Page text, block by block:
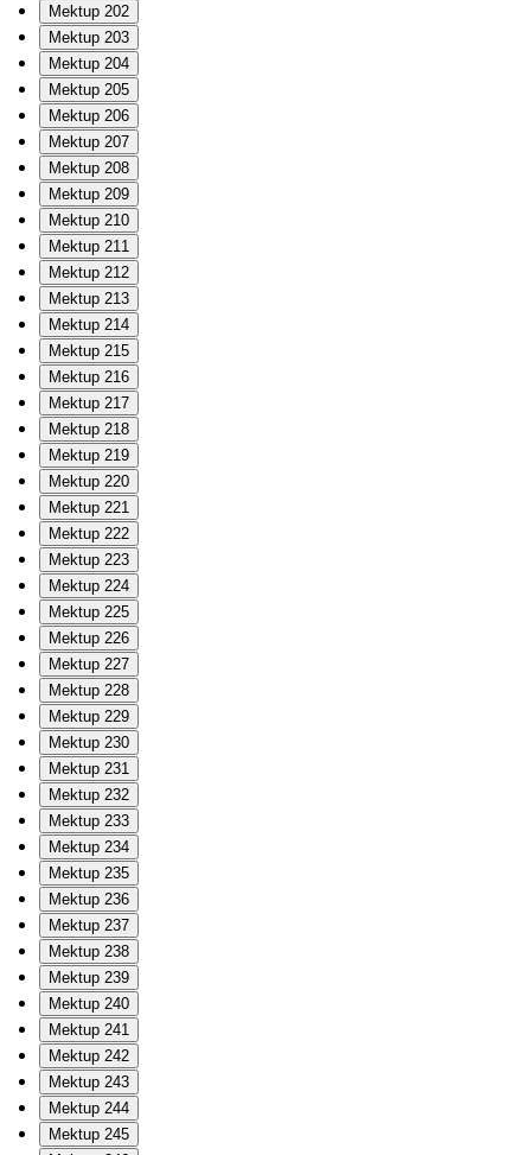
Mektup 202
Mektup 203
Mektup 204
Mektup 205
Mektup 206
Mektup 207
Mektup 208
Mektup 209
Mektup 210
Mektup 211
Mektup 212
Mektup 213
Mektup 214
Mektup 215
Mektup 216
Mektup 217
Mektup 218
Mektup 219
Mektup 220
Mektup 221
Mektup 222
Mektup 223
Mektup 224
Mektup 225
Mektup 226
Mektup 227
Mektup 228
Mektup 229
Mektup 230
Mektup 231
Mektup 232
Mektup 233
Mektup 234
Mektup 235
Mektup 236
Mektup 237
Mektup 238
Mektup 239
Mektup 240
Mektup 241
Mektup 242
Mektup 243
Mektup 244
Mektup 245